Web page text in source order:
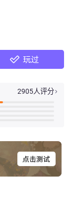
 玩过
2905人评分 
点击测试